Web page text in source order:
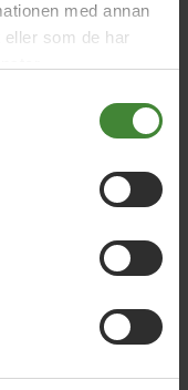
med annan
som de har
kampen för
är en